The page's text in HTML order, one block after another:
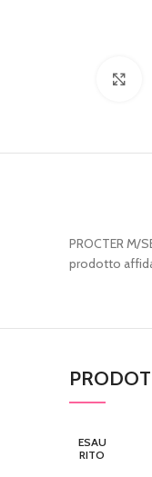
PROCTER M/
prodotto
ESAU
RITO